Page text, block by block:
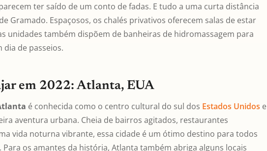
ter saído de um conto de fadas. E tudo a uma curta distância
Gramado. Espaçosos, os chalés privativos oferecem salas de estar
unidades também dispõem de banheiras de hidromassagem para
dia de passeios.
em 2022: Atlanta, EUA
é conhecida como o centro cultural do sul dos Estados Unidos e
aventura urbana. Cheia de bairros agitados, restaurantes
vida noturna vibrante, essa cidade é um ótimo destino para todos
Para os amantes da história, Atlanta também abriga alguns locais